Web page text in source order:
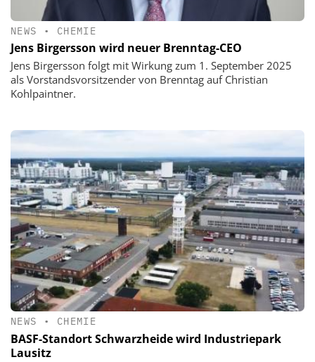
NEWS • CHEMIE
Jens Birgersson wird neuer Brenntag-CEO
Jens Birgersson folgt mit Wirkung zum 1. September 2025
als Vorstandsvorsitzender von Brenntag auf Christian
Kohlpaintner.
NEWS • CHEMIE
BASF-Standort Schwarzheide wird Industriepark
Lausitz